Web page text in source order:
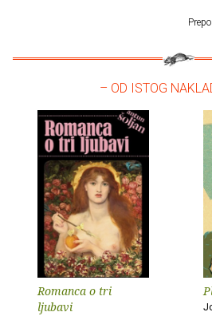
– OD ISTOG
Romanca o tri
ljubavi